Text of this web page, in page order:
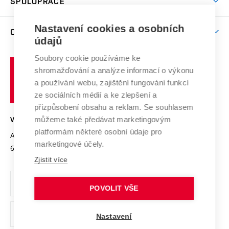
Brno
Celoživotní vzdělávání
E-přihláška
Závěrečné práce
Doktorské studium
Studium bez bariér
Podpora podnikání
Mezinárodní vědecká rada
Systém zajišťování kvality výzkumu
Výzkumné infrastruktury
Transfer znalostí
Open Science
Projekty
Projekty ze strukturálních fondů
Specifický výzkum
Zahraniční spolupráce
Spolupráce se školami
Služby univerzity
Mezinárodní dohody
Univerzitní sítě
O UNIVERZITĚ
Profil univerzity
Udržitelná univerzita
Podnikavá univerzita / ContriBUTe
Bezpečná univerzita
Vyznamenání
Organizační struktura
Ochrana osobních údajů
odkaz)
učení
technické
VYSOKÉ UČENÍ TECHNICKÉ V BRNĚ
Antonínská 548/1
602 00 Brno
www.vut.cz
vut@vutbr.cz
Nastavení cookies a osobních
údajů
Soubory cookie používáme ke
shromažďování a analýze informací o výkonu
a používání webu, zajištění fungování funkcí
ze sociálních médií a ke zlepšení a
přizpůsobení obsahu a reklam. Se souhlasem
můžeme také předávat marketingovým
platformám některé osobní údaje pro
marketingové účely.
Zjistit více
POVOLIT VŠE
Nastavení